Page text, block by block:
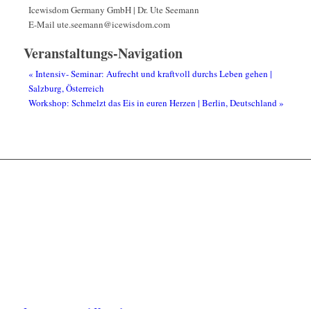
Icewisdom Germany GmbH | Dr. Ute Seemann
E-Mail ute.seemann@icewisdom.com
Veranstaltungs-Navigation
« Intensiv- Seminar: Aufrecht und kraftvoll durchs Leben gehen |
Salzburg, Österreich
Workshop: Schmelzt das Eis in euren Herzen | Berlin, Deutschland»